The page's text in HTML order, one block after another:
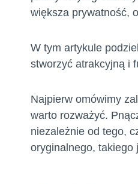
większa prywatność,
W tym artykule
stworzyć atrakcyjną i
Najpierw omówimy
warto rozważyć.
niezależnie od tego,
oryginalnego, takiego